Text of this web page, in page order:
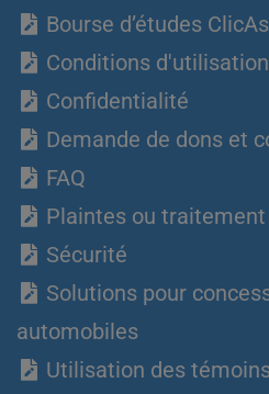
Bourse d’études
Conditions d'utilisation
Confidentialité
Demande de dons et
FAQ
Plaintes ou
Sécurité
Solutions pour
automobiles
Utilisation des